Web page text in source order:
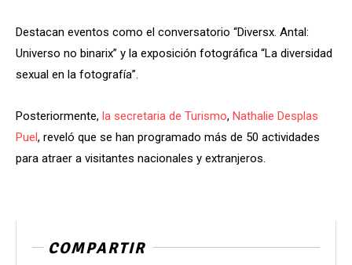
Destacan eventos como el conversatorio “Diversx. Antal:
Universo no binarix” y la exposición fotográfica “La diversidad
sexual en la fotografía”.
Posteriormente, la secretaria de Turismo, Nathalie Desplas
Puel, reveló que se han programado más de 50 actividades
para atraer a visitantes nacionales y extranjeros.
COMPARTIR